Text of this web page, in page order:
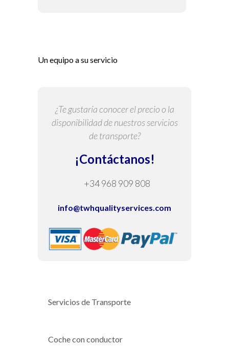
Un equipo a su servicio
¿Te gustaría conocer el precio o la
disponibilidad de nuestros servicios
de transporte?
¡Contáctanos!
+34 968 909 808
info@twhqualityservices.com
Servicios de Transporte
Coche con conductor